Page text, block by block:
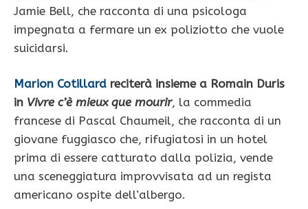
Jamie Bell, che racconta di una psicologa
impegnata a fermare un ex poliziotto che vuole
suicidarsi.
Marion Cotillard reciterà insieme a Romain Duris
in Vivre c’è mieux que mourir, la commedia
francese di Pascal Chaumeil, che racconta di un
giovane fuggiasco che, rifugiatosi in un hotel
prima di essere catturato dalla polizia, vende
una sceneggiatura improvvisata ad un regista
americano ospite dell’albergo.